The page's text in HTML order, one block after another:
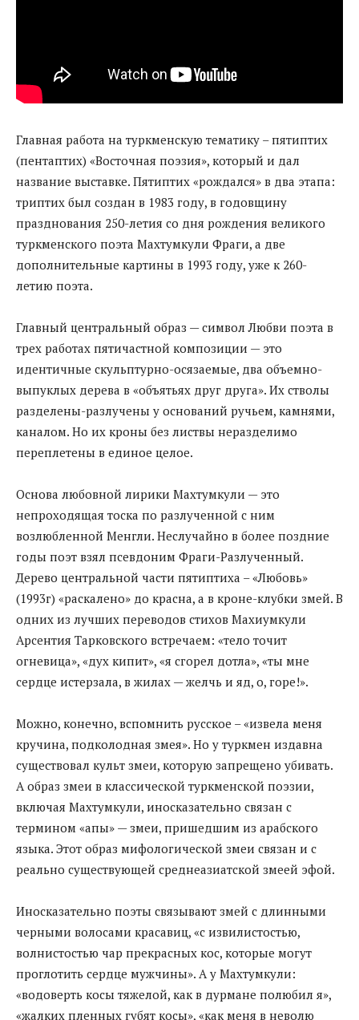
Главная работа на туркменскую тематику – пятиптих
(пентаптих) «Восточная поэзия», который и дал
название выставке. Пятиптих «рождался» в два этапа:
триптих был создан в 1983 году, в годовщину
празднования 250-летия со дня рождения великого
туркменского поэта Махтумкули Фраги, а две
дополнительные картины в 1993 году, уже к 260-
летию поэта.
Главный центральный образ — символ Любви поэта в
трех работах пятичастной композиции — это
идентичные скульптурно-осязаемые, два объемно-
выпуклых дерева в «объятьях друг друга». Их стволы
разделены-разлучены у оснований ручьем, камнями,
каналом. Но их кроны без листвы неразделимо
переплетены в единое целое.
Основа любовной лирики Махтумкули — это
непроходящая тоска по разлученной с ним
возлюбленной Менгли. Неслучайно в более поздние
годы поэт взял псевдоним Фраги-Разлученный.
Дерево центральной части пятиптиха – «Любовь»
(1993г) «раскалено» до красна, а в кроне-клубки змей. В
одних из лучших переводов стихов Махиумкули
Арсентия Тарковского встречаем: «тело точит
огневица», «дух кипит», «я сгорел дотла», «ты мне
сердце истерзала, в жилах — желчь и яд, о, горе!».
Можно, конечно, вспомнить русское – «извела меня
кручина, подколодная змея». Но у туркмен издавна
существовал культ змеи, которую запрещено убивать.
А образ змеи в классической туркменской поэзии,
включая Махтумкули, иносказательно связан с
термином «апы» — змеи, пришедшим из арабского
языка. Этот образ мифологической змеи связан и с
реально существующей среднеазиатской змеей эфой.
Иносказательно поэты связывают змей с длинными
черными волосами красавиц, «с извилистостью,
волнистостью чар прекрасных кос, которые могут
проглотить сердце мужчины». А у Махтумкули:
«водоверть косы тяжелой, как в дурмане полюбил я»,
«жалких пленных губят косы», «как меня в неволю